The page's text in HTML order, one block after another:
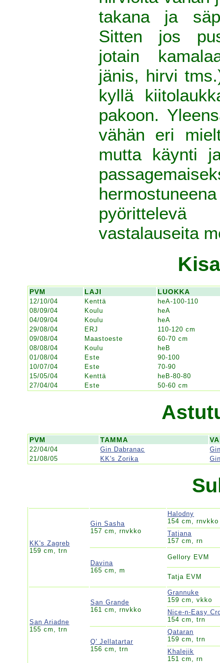
takana ja
Sitten jos
jotain
jänis, hirvi
kyllä
pakoon.
vähän eri
mutta käynti
vastalauseita
PVM LAJI LUOKKA
12/10/04 Kenttä
heA-100-110
08/09/04
Koulu
heA
04/09/04
Koulu
heA
29/08/04
ERJ
110-120 cm
09/08/04
Maastoeste
60-70 cm
08/08/04
Koulu
heB
01/08/04
Este
90-100
10/07/04
Este
70-90
15/05/04
Kenttä
heB-80-80
27/04/04
Este 50-60 cm
PVM TAMMA
22/04/04 Gin Dabranac
21/08/05
KK's Zorika
KK's Zagreb
159 cm, trn
Gin Sasha
157 cm, rnvkko
Halodny
154 cm, rnvkko
Tatjana
157 cm, rn
Davina
165 cm, m
Gellory EVM
Tatja EVM
San Ariadne
155 cm, trn
San Grande
161 cm, rnvkko
Grannuke
159 cm, vkko
Nice-n-Easy
154 cm, trn
Q' Jellatartar
156 cm, trn
Qataran
159 cm, trn
Khalejik
151 cm, rn